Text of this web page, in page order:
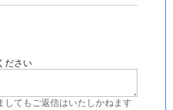
ださい
してもご返信はいたしかねます